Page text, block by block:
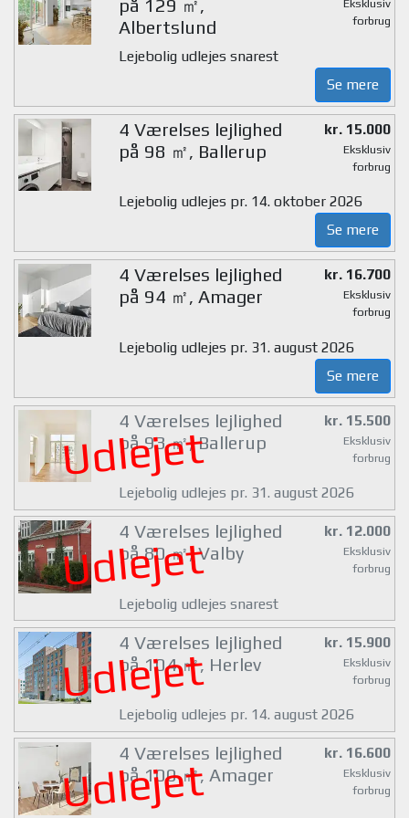
på 129 ㎡,
Albertslund
Eksklusiv
forbrug
Lejebolig udlejes snarest
Se mere
4 Værelses lejlighed
på 98 ㎡, Ballerup
kr. 15.000
Eksklusiv
forbrug
Lejebolig udlejes pr. 14. oktober 2026
Se mere
4 Værelses lejlighed
på 94 ㎡, Amager
kr. 16.700
Eksklusiv
forbrug
Lejebolig udlejes pr. 31. august 2026
Se mere
Udlejet
4 Værelses lejlighed
på 93 ㎡, Ballerup
kr. 15.500
Eksklusiv
forbrug
Lejebolig udlejes pr. 31. august 2026
Udlejet
4 Værelses lejlighed
på 80 ㎡, Valby
kr. 12.000
Eksklusiv
forbrug
Lejebolig udlejes snarest
Udlejet
4 Værelses lejlighed
på 104 ㎡, Herlev
kr. 15.900
Eksklusiv
forbrug
Lejebolig udlejes pr. 14. august 2026
Udlejet
4 Værelses lejlighed
på 100 ㎡, Amager
kr. 16.600
Eksklusiv
forbrug